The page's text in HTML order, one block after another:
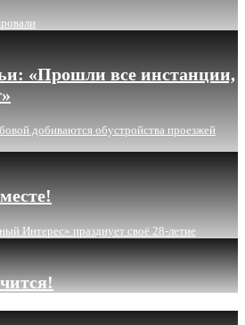
«Прошли все инстанции,
добиваются обустройства проезжей
Интерес» празднует своё 28-летие